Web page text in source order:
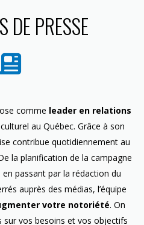
DE PRESSE
comme leader en relations
au Québec. Grâce à son
contribue quotidiennement au
la planification de la campagne
passant par la rédaction du
auprès des médias, l’équipe
votre notoriété. On
vos besoins et vos objectifs